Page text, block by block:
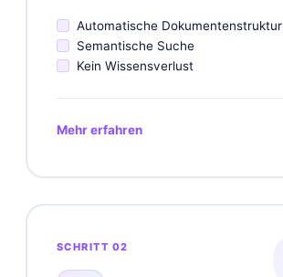
Automatische Dokumentenstruktur
Semantische Suche
Kein Wissensverlust
Mehr erfahren
SCHRITT 02